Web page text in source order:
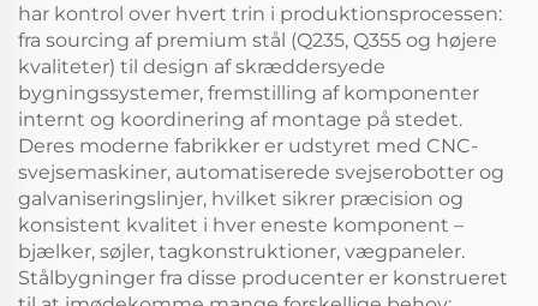
har kontrol over hvert trin i produktionsprocessen:
fra sourcing af premium stål (Q235, Q355 og højere
kvaliteter) til design af skræddersyede
bygningssystemer, fremstilling af komponenter
internt og koordinering af montage på stedet.
Deres moderne fabrikker er udstyret med CNC-
svejsemaskiner, automatiserede svejserobotter og
galvaniseringslinjer, hvilket sikrer præcision og
konsistent kvalitet i hver eneste komponent –
bjælker, søjler, tagkonstruktioner, vægpaneler.
Stålbygninger fra disse producenter er konstrueret